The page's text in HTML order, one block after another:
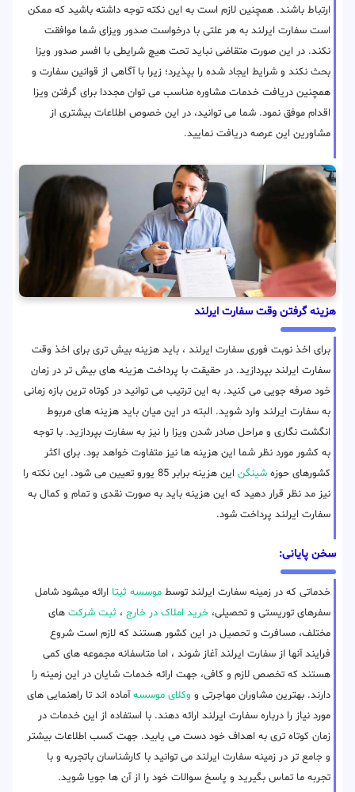
ارتباط باشند. همچنین لازم است به این نکته توجه داشته باشید که ممکن
است سفارت ایرلند به هر علتی با درخواست صدور ویزای شما موافقت
نکند. در این صورت متقاضی نباید تحت هیچ شرایطی با افسر صدور ویزا
بحث نکند و شرایط ایجاد شده را بپذیرد؛ زیرا با آگاهی از قوانین سفارت و
همچنین دریافت خدمات مشاوره مناسب می توان مجددا برای گرفتن ویزا
اقدام موفق نمود. شما می توانید، در این خصوص اطلاعات بیشتری از
مشاورین این عرصه دریافت نمایید.
هزینه گرفتن وقت سفارت ایرلند
برای اخذ نوبت فوری سفارت ایرلند ، باید هزینه بیش تری برای اخذ وقت
سفارت ایرلند بپردازید. در حقیقت با پرداخت هزینه های بیش تر در زمان
خود صرفه جویی می کنید. به این ترتیب می توانید در کوتاه ترین بازه زمانی
به سفارت ایرلند وارد شوید. البته در این میان باید هزینه های مربوط
انگشت نگاری و مراحل صادر شدن ویزا را نیز به سفارت بپردازید. با توجه
به کشور مورد نظر شما این هزینه ها نیز متفاوت خواهد بود. برای اکثر
کشورهای حوزه شینگن
این هزینه برابر 85 یورو تعیین می شود. این نکته را
نیز مد نظر قرار دهید که این هزینه باید به صورت نقدی و تمام و کمال به
سفارت ایرلند پرداخت شود.
سخن پایانی:
خدماتی که در زمینه سفارت ایرلند توسط موسسه ثبتا ارائه میشود شامل
سفرهای توریستی و تحصیلی، خرید املاک در خارج ، ثبت شرکت های
مختلف، مسافرت و تحصیل در این کشور هستند که لازم است شروع
فرایند آنها از سفارت ایرلند آغاز شوند ، اما متاسفانه مجموعه های کمی
هستند که تخصص لازم و کافی، جهت ارائه خدمات شایان در این زمینه را
دارند. بهترین مشاوران مهاجرتی و وکلای موسسهآماده اند تا راهنمایی های
مورد نیاز را درباره سفارت ایرلند ارائه دهند. با استفاده از این خدمات در
زمان کوتاه تری به اهداف خود دست می یابید. جهت کسب اطلاعات بیشتر
و جامع تر در زمینه سفارت ایرلند می توانید با کارشناسان باتجربه و با
تجربه ما تماس بگیرید و پاسخ سوالات خود را از آن ها جویا شوید.